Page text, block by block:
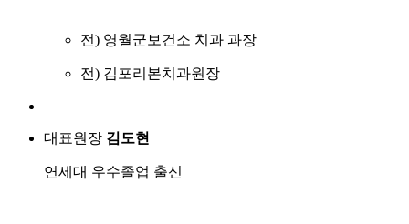
전) 영월군보건소 치과 과장
전) 김포리본치과원장
대표원장 김도현
연세대 우수졸업 출신